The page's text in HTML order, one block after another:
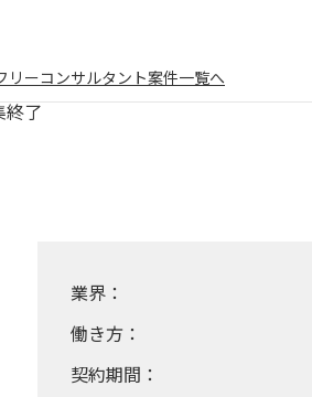
リーコンサルタント案件一覧へ
終了
業界：
働き方：
契約期間：